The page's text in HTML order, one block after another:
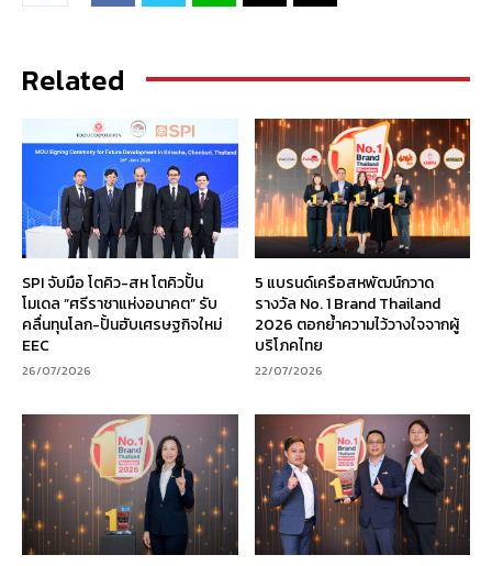
Related
SPI จับมือ โตคิว-สห โตคิวปั้น
โมเดล “ศรีราชาแห่งอนาคต” รับ
คลื่นทุนโลก-ปั้นฮับเศรษฐกิจใหม่
EEC
26/07/2026
5 แบรนด์เครือสหพัฒน์กวาด
รางวัล No. 1 Brand Thailand
2026 ตอกย้ำความไว้วางใจจากผู้
บริโภคไทย
22/07/2026